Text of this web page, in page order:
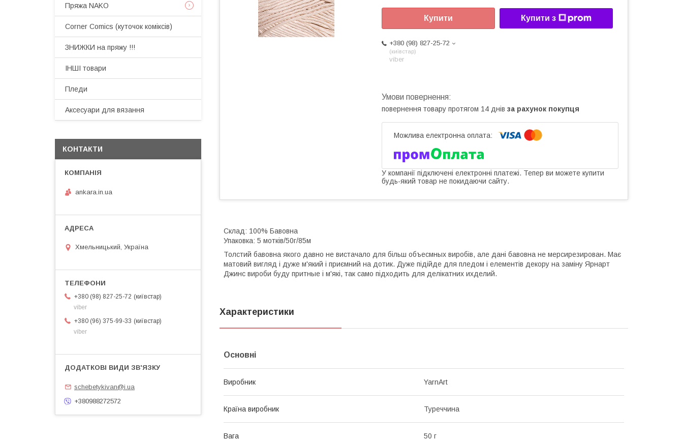
Купити Купити з
+380 (98) 827-25-72
київстар
viber
повернення товару протягом 14 днів за рахунок покупця
У компанії підключені електронні платежі. Тепер ви можете купити
будь-який товар не покидаючи сайту.
Склад: 100% Бавовна
Упаковка: 5 мотків/50г/85м
Толстий бавовна якого давно не вистачало для більш объесмных виробів, але дані бавовна не мерсирезирован. Має
матовий вигляд і дуже м'який і приємний на дотик. Дуже підійде для пледом і елементів декору на заміну Ярнарт
Джинс вироби буду притные і м'які, так само підходить для делікатних ихделий.
Характеристики
Основні
Виробник YarnArt
Країна виробник Туреччина
Вага 50 г
Пряжа NAKO
Corner Comics (куточок коміксів)
ЗНИЖКИ на пряжу !!!
ІНШІ товари
Пледи
Аксесуари для вязання
КОНТАКТИ
ankara.in.ua
Хмельницький, Україна
+380 (98) 827-25-72
київстар
viber
+380 (96) 375-99-33
київстар
viber
schebetykivan@i.ua
+380988272572